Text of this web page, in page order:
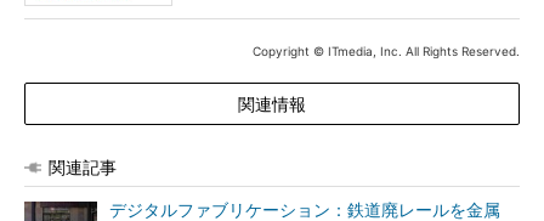
Copyright © ITmedia, Inc. All Rights Reserved.
関連情報
関連記事
デジタルファブリケーション：鉄道廃レールを金属